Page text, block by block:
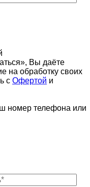
Вы даёте
на обработку своих
с Офертой и
номер телефона или